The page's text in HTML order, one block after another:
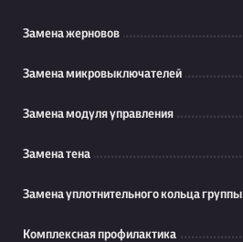
Замена жерновов
Замена микровыключателей
Замена модуля управления
Замена тена
Замена уплотнительного кольца группы
Комплексная профилактика